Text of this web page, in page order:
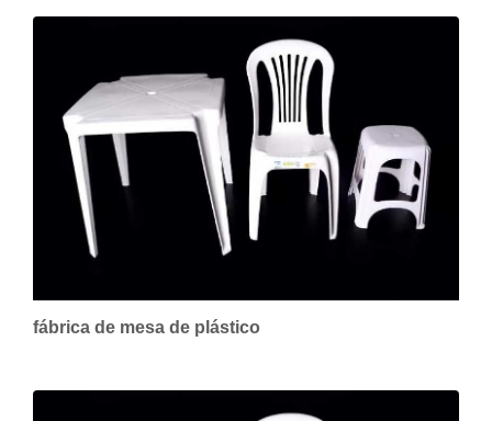
fábrica de mesa de plástico